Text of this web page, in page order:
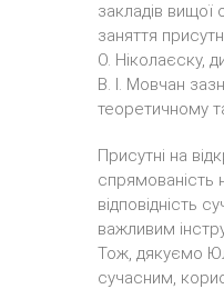
закладів вищої
заняття
О. Ніколаєску,
В. І. Мовчан
теоретичному
Присутні на
спрямованість
відповідність
важливим
Тож, дякуємо
сучасним,